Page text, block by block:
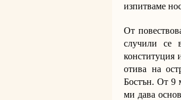
изпитваме
От
случили се
конституция
отива на
Бостън. От 9
ми дава